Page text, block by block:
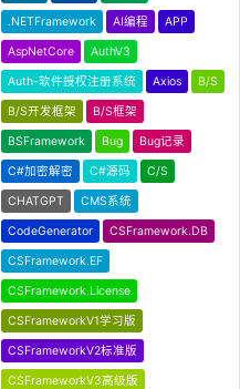
== w.APNO) );
.NETFramework AI编程 APP
AspNetCore AuthV3
Auth-软件授权注册系统 Axios B/S
B/S开发框架 B/S框架
BSFramework Bug Bug记录
C#加密解密 C#源码 C/S
CHATGPT CMS系统
CodeGenerator CSFramework.DB
CSFramework.EF
CSFramework.License
CSFrameworkV1学习版
CSFrameworkV2标准版
CSFrameworkV3高级版